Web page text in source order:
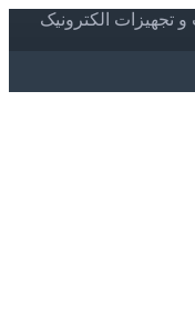
الکترونیک